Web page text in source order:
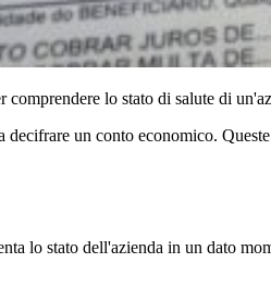
comprendere lo stato di salute di
un conto economico.
lo stato dell'azienda in un dato